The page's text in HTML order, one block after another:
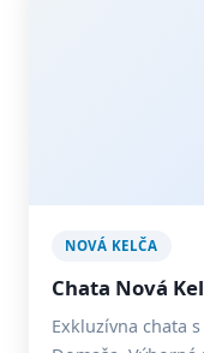
NOVÁ KELČA
Chata Nová
Exkluzívna chata